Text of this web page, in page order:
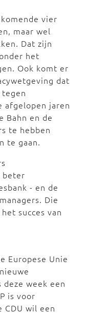
vier
maar wel
Dat zijn
het
Ook komt er
dat
afgelopen jaren
Bahn en de
te hebben
te gaan.
beter
- en de
Die
succes van
Europese Unie
week een
is voor
CDU wil een